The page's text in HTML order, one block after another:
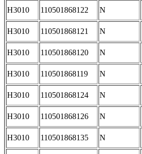
H3010 110501868122 N
H3010 110501868121 N
H3010 110501868120 N
H3010 110501868119 N
H3010 110501868124 N
H3010 110501868126 N
H3010 110501868135 N